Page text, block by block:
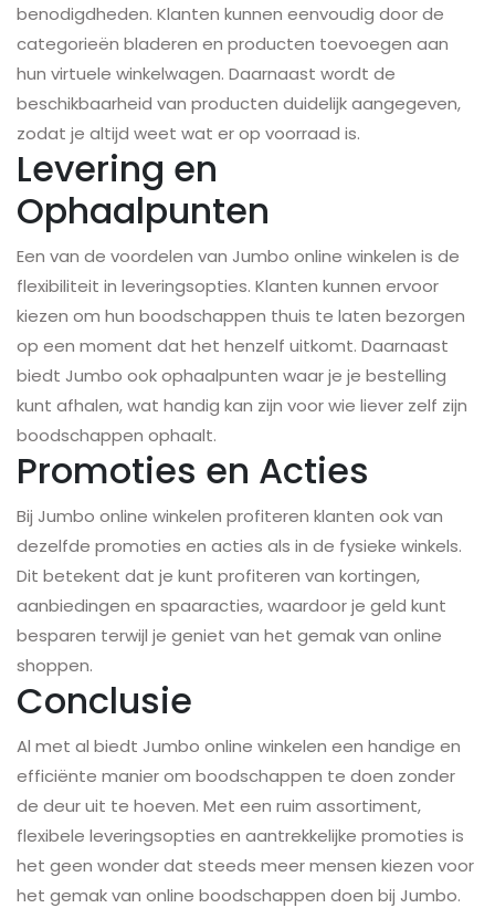
benodigdheden. Klanten kunnen eenvoudig door de
categorieën bladeren en producten toevoegen aan
hun virtuele winkelwagen. Daarnaast wordt de
beschikbaarheid van producten duidelijk aangegeven,
zodat je altijd weet wat er op voorraad is.
Levering en
Ophaalpunten
Een van de voordelen van Jumbo online winkelen is de
flexibiliteit in leveringsopties. Klanten kunnen ervoor
kiezen om hun boodschappen thuis te laten bezorgen
op een moment dat het henzelf uitkomt. Daarnaast
biedt Jumbo ook ophaalpunten waar je je bestelling
kunt afhalen, wat handig kan zijn voor wie liever zelf zijn
boodschappen ophaalt.
Promoties en Acties
Bij Jumbo online winkelen profiteren klanten ook van
dezelfde promoties en acties als in de fysieke winkels.
Dit betekent dat je kunt profiteren van kortingen,
aanbiedingen en spaaracties, waardoor je geld kunt
besparen terwijl je geniet van het gemak van online
shoppen.
Conclusie
Al met al biedt Jumbo online winkelen een handige en
efficiënte manier om boodschappen te doen zonder
de deur uit te hoeven. Met een ruim assortiment,
flexibele leveringsopties en aantrekkelijke promoties is
het geen wonder dat steeds meer mensen kiezen voor
het gemak van online boodschappen doen bij Jumbo.